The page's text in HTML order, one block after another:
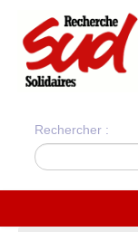
Rechercher :